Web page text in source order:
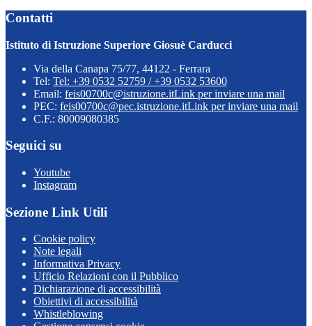
Contatti
Istituto di Istruzione Superiore Giosuè Carducci
Via della Canapa 75/77, 44122 - Ferrara
Tel: Tel: +39 0532 52759 / +39 0532 53600
Email: feis00700c@istruzione.itLink per inviare una mail
PEC: feis00700c@pec.istruzione.itLink per inviare una mail
C.F.: 80009080385
Seguici su
Youtube
Instagram
Sezione Link Utili
Cookie policy
Note legali
Informativa Privacy
Ufficio Relazioni con il Pubblico
Dichiarazione di accessibilità
Obiettivi di accessibilità
Whistleblowing